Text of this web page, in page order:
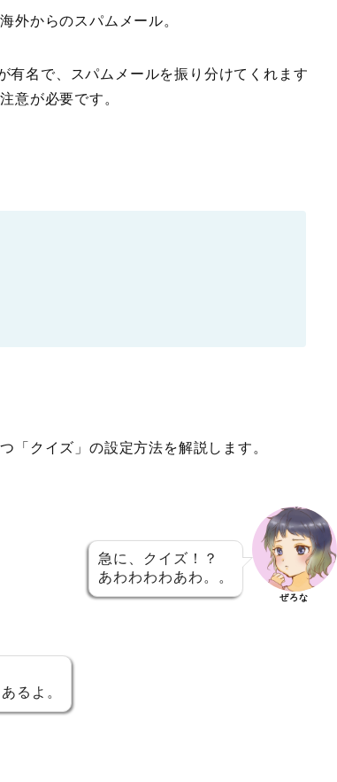
外からのスパムメール。
有名で、スパムメールを振り分けてくれます
意が必要です。
「クイズ」の設定方法を解説します。
急に、クイズ！？
あわわわわあわ。。
ぜろな
るよ。